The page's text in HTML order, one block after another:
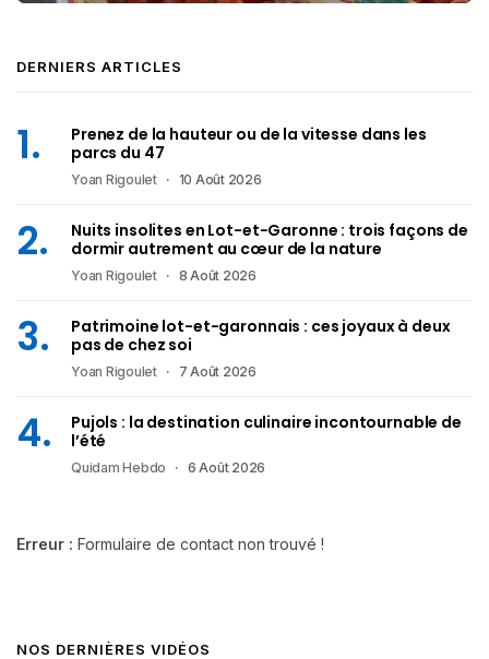
DERNIERS ARTICLES
Prenez de la hauteur ou de la vitesse dans les
parcs du 47
Yoan Rigoulet 10 Août 2026
Nuits insolites en Lot-et-Garonne : trois façons de
dormir autrement au cœur de la nature
Yoan Rigoulet 8 Août 2026
Patrimoine lot-et-garonnais : ces joyaux à deux
pas de chez soi
Yoan Rigoulet 7 Août 2026
Pujols : la destination culinaire incontournable de
l’été
Quidam Hebdo 6 Août 2026
Erreur : Formulaire de contact non trouvé !
NOS DERNIÈRES VIDÉOS